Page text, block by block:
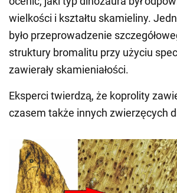
wielkości i kształtu skamieliny.
było przeprowadzenie
struktury bromalitu przy użyciu
zawierały skamieniałości.
Eksperci twierdzą, że koprolity
czasem także innych zwierzęcych